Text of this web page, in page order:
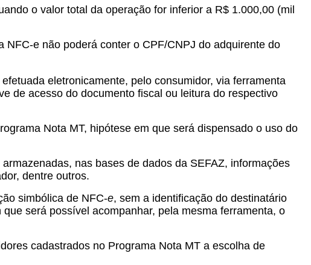
o valor total da operação for inferior a R$ 1.000,00 (mil
e não poderá conter o CPF/CNPJ do adquirente do
eletronicamente, pelo consumidor, via ferramenta
de acesso do documento fiscal ou leitura do respectivo
Nota MT, hipótese em que será dispensado o uso do
nas bases de dados da SEFAZ, informações
dentre outros.
simbólica de NFC-e, sem a identificação do destinatário
será possível acompanhar, pela mesma ferramenta, o
cadastrados no Programa Nota MT a escolha de